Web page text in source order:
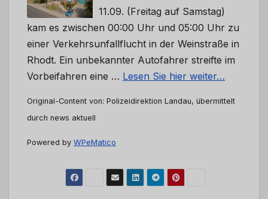
11.09. (Freitag auf Samstag)
kam es zwischen 00:00 Uhr und 05:00 Uhr zu
einer Verkehrsunfallflucht in der Weinstraße in
Rhodt. Ein unbekannter Autofahrer streifte im
Vorbeifahren eine … Lesen Sie hier weiter…
Original-Content von: Polizeidirektion Landau, übermittelt
durch news aktuell
Powered by WPeMatico